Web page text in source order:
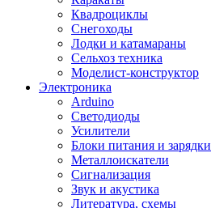
Квадроциклы
Снегоходы
Лодки и катамараны
Сельхоз техника
Моделист-конструктор
Электроника
Arduino
Светодиоды
Усилители
Блоки питания и зарядки
Металлоискатели
Сигнализация
Звук и акустика
Литература, схемы